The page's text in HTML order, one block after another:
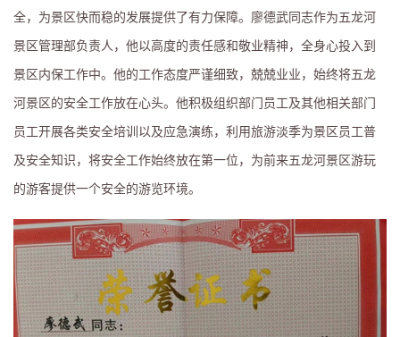
请输入搜索关键词
全，为景区快而稳的发展提供了有力保障。廖德武同志作为五龙河
景区管理部负责人，他以高度的责任感和敬业精神，全身心投入到
景区内保工作中。他的工作态度严谨细致，兢兢业业，始终将五龙
河景区的安全工作放在心头。他积极组织部门员工及其他相关部门
员工开展各类安全培训以及应急演练，利用旅游淡季为景区员工普
及安全知识，将安全工作始终放在第一位，为前来五龙河景区游玩
的游客提供一个安全的游览环境。